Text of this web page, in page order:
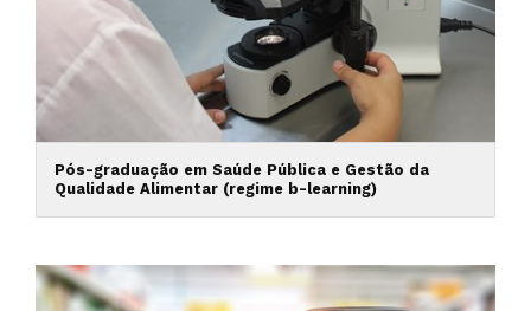
Pós-graduação em Saúde Pública e Gestão da
Qualidade Alimentar (regime b-learning)